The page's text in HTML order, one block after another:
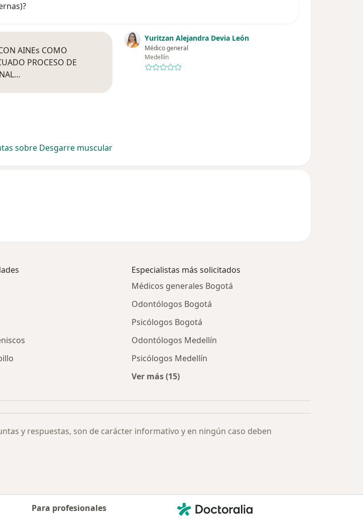
Yuritzan Alejandra Devia León
Médico general
Medellín
AINEs COMO
PROCESO DE
sobre Desgarre muscular
Especialistas más solicitados
Médicos generales Bogotá
Odontólogos Bogotá
Psicólogos Bogotá
Odontólogos Medellín
Psicólogos Medellín
Ver más (15)
y respuestas, son de carácter informativo y en ningún caso deben
Para profesionales Contacto
Doctoralia - Página de inicio